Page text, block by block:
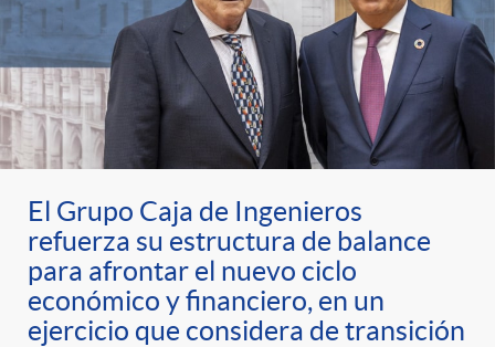
El Grupo Caja de Ingenieros
refuerza su estructura de balance
para afrontar el nuevo ciclo
económico y financiero, en un
ejercicio que considera de transición